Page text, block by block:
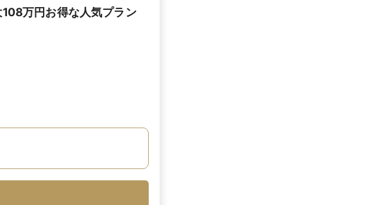
万円お得な人気プラン